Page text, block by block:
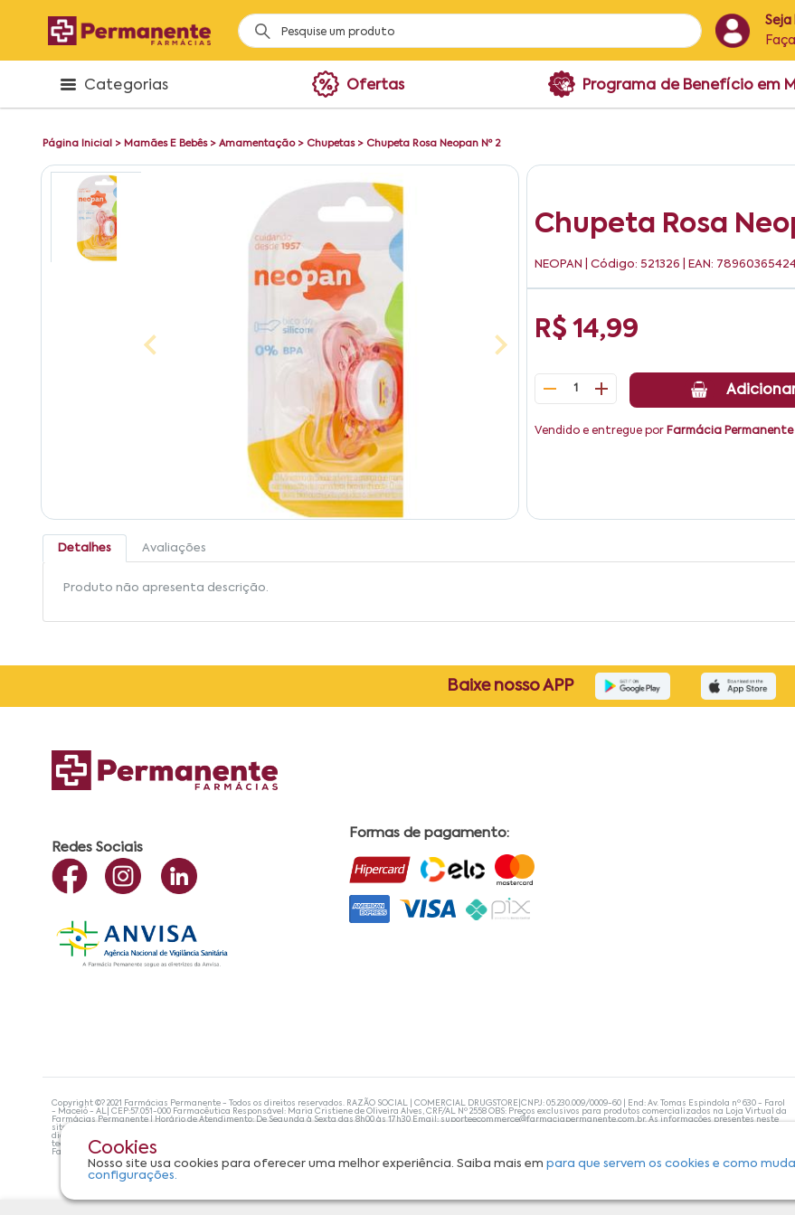
Faça
Categorias Ofertas Programa de Benefício em
Página Inicial > Mamães E Bebês> Amamentação> Chupetas> Chupeta Rosa Neopan Nº 2
Chupeta Rosa
NEOPAN | Código: 521326 | EAN:
R$ 14,99
1
Vendido e entregue por Farmácia Permanente
Detalhes Avaliações
Produto não apresenta descrição.
Cookies
Nosso site usa cookies para oferecer uma melhor experiência. Saiba mais empara que servem os cookies e como
configurações.
Baixe nosso APP
Redes Sociais
Formas de pagamento:
Copyright ©? 2021 Farmácias Permanente - Todos os direitos reservados. RAZÃO SOCIAL | COMERCIAL DRUGSTORE|CNPJ: 05.230.009/0009-60 | End: Av. Tomas Espindola nº 630 - Farol
- Maceió - AL| CEP:57.051-000 Farmacêutica Responsável: Maria Cristiene de Oliveira Alves, CRF/AL Nº 2558 OBS: Preços exclusivos para produtos comercializados na Loja Virtual da
Farmácias Permanente | Horário de Atendimento: De Segunda à Sexta das 8h00 às 17h30 Email: suporteecommerce@farmaciapermanente.com.br. As informações presentes neste
site não devem ser utilizadas para automedicação e, de forma alguma, substituem as orientações de um profissional da área médica. Apenas o médico está capacitado para
diagnosticar problemas de saúde e prescrever o tratamento adequado. Se os sintomas persistirem, um médico deve ser consultado. A Farmácia Permanente trabalha com as
tecnologias mais avançadas de proteção de dados, para que você possa realizar suas compras com tranquilidade. A privacidade e a segurança dos clientes são compromissos da
Farmácias Permanente. Todos os pedidos efetuados estão sujeitos à confirmação da disponibilidade de produto em nosso estoque.